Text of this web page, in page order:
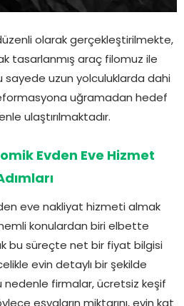
düzenli olarak gerçekleştirilmekte,
tasarlanmış araç filomuz ile
sayede uzun yolculuklarda dahi
uğramadan hedef
ulaştırılmaktadır.
Evden Eve Hizmet
eve nakliyat hizmeti almak
konulardan biri elbette
bu süreçte net bir fiyat bilgisi
evin detaylı bir şekilde
nedenle firmalar, ücretsiz keşif
eşyaların miktarını, evin kat